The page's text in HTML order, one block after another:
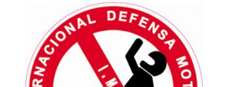
desde
1,00€
hasta
1,50€